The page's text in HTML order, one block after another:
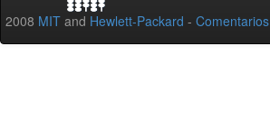
2008 MIT and Hewlett-Packard - Comentarios